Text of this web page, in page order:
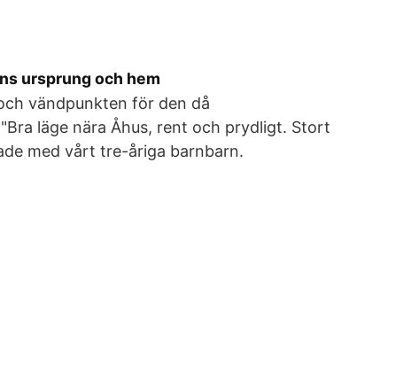
ursprung och hem
vändpunkten för den då
läge nära Åhus, rent och prydligt. Stort
med vårt tre-åriga barnbarn.